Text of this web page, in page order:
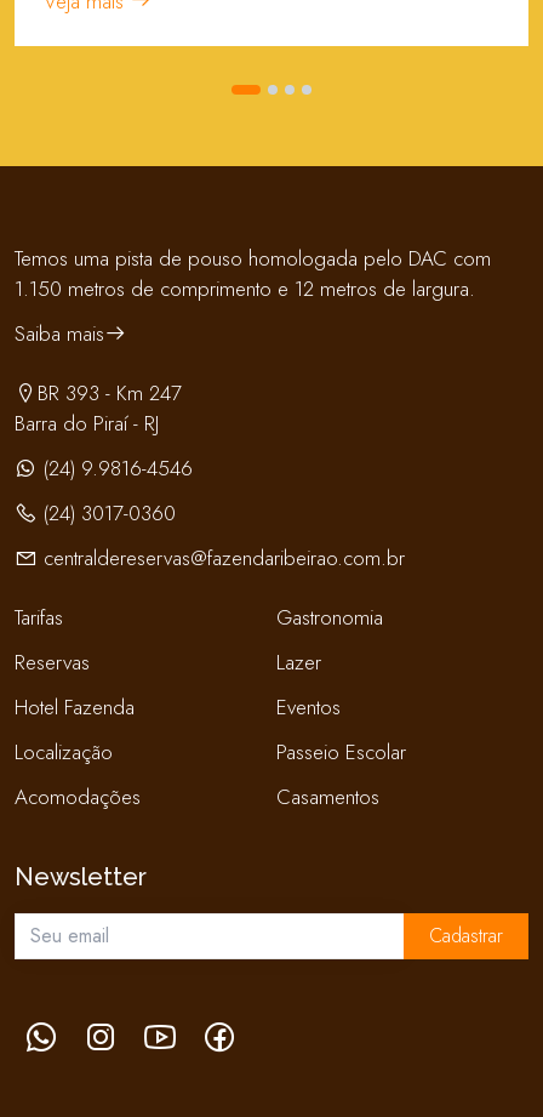
Temos uma pista de pouso homologada pelo DAC com
1.150 metros de comprimento e 12 metros de largura.
Saiba mais
BR 393 - Km 247
Barra do Piraí - RJ
(24) 9.9816-4546
(24) 3017-0360
centraldereservas@fazendaribeirao.com.br
Tarifas
Reservas
Hotel Fazenda
Localização
Acomodações
Gastronomia
Lazer
Eventos
Passeio Escolar
Casamentos
Newsletter
Cadastrar